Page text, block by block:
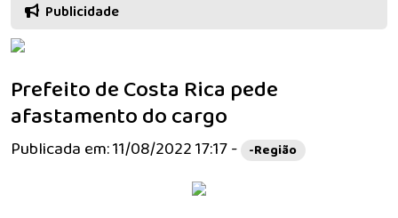
Publicidade
Prefeito de Costa Rica pede
afastamento do cargo
Publicada em: 11/08/2022 17:17 - -Região